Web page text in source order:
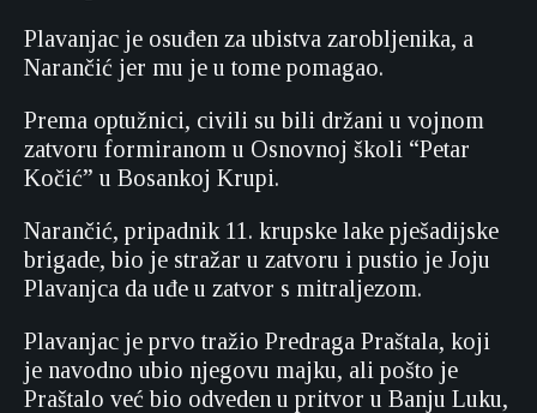
Plavanjac je osuđen za ubistva zarobljenika, a
Narančić jer mu je u tome pomagao.
Prema optužnici, civili su bili držani u vojnom
zatvoru formiranom u Osnovnoj školi “Petar
Kočić” u Bosankoj Krupi.
Narančić, pripadnik 11. krupske lake pješadijske
brigade, bio je stražar u zatvoru i pustio je Joju
Plavanjca da uđe u zatvor s mitraljezom.
Plavanjac je prvo tražio Predraga Praštala, koji
je navodno ubio njegovu majku, ali pošto je
Praštalo već bio odveden u pritvor u Banju Luku,